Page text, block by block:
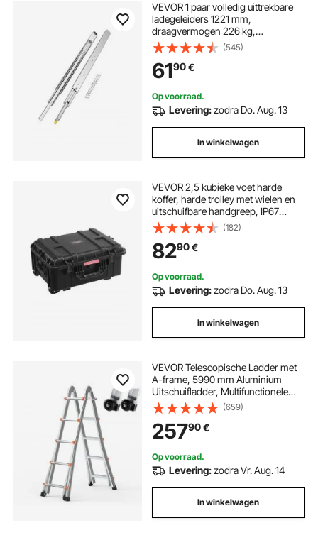
VEVOR 1 paar volledig uittrekbare
ladegeleiders 1221 mm,
draagvermogen 226 kg,
ladegeleiders, kogellagers met slot,
zijdelings gemonteerde
telescopische geleiders voor
planken, kasten, industriële lades
(545)
6190€
Op voorraad.
Levering:zodra Do. Aug. 13
In winkelwagen
VEVOR 2,5 kubieke voet harde
koffer, harde trolley met wielen en
uitschuifbare handgreep, IP67
waterdichte beschermhoes met 4
clips, 4 hangslotgaten en
schuimrubberen inzetstuk
(182)
8290€
Op voorraad.
Levering:zodra Do. Aug. 13
In winkelwagen
VEVOR Telescopische Ladder met
A-frame, 5990 mm Aluminium
Uitschuifladder, Multifunctionele
Ladder, Opvouwbare Ladder,
Trapladder, Aanleunladder voor
Huiswerk, Trappen, Binnen- &
Buitendaken, Draagvermogen 150
kg
(659)
25790€
Op voorraad.
Levering:zodra Vr. Aug. 14
In winkelwagen